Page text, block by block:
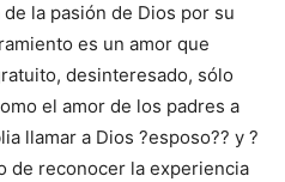
la pasión de Dios por su
es un amor que
desinteresado, sólo
el amor de los padres a
llamar a Dios ?esposo?? y ?
de reconocer la experiencia